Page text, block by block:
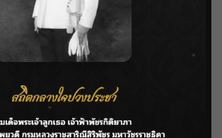
ชาชน ติดตามแก้ปัญหาโครงการประตู
ามเชื่อชวนคิด! “อยากกินอะไรหลังจาก
สิ่งนั้นไว้ตอนยังมีชีวิต”